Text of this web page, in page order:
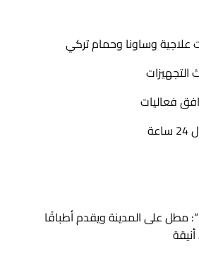
علاجية وساونا وحمام تركي
التجهيزات
فعاليات
مطعم “Madam Niça”: مطل على المدينة ويقدم أطباقًا